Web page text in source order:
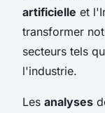
artificielle et
transformer
secteurs tels
l'industrie.
Les analyses